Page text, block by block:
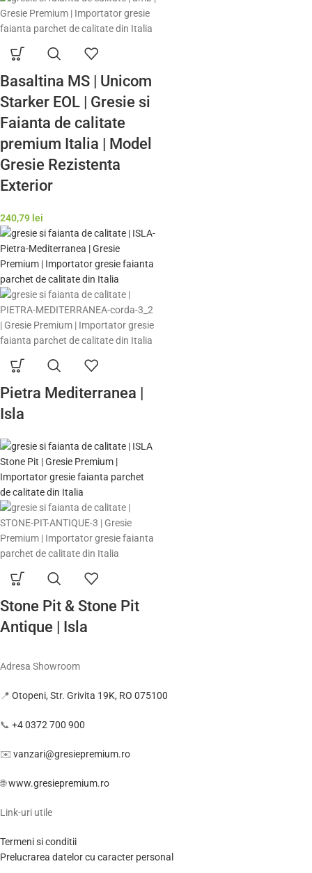
Basaltina MS | Unicom
Starker EOL | Gresie si
Faianta de calitate
premium Italia | Model
Gresie Rezistenta
Exterior
240,79 lei
Pietra Mediterranea |
Isla
Stone Pit & Stone Pit
Antique | Isla
Adresa Showroom
📍 Otopeni, Str. Grivita 19K, RO 075100
📞 +4 0372 700 900
✉️ vanzari@gresiepremium.ro
🌐www.gresiepremium.ro
Link-uri utile
Termeni si conditii
Prelucrarea datelor cu caracter personal